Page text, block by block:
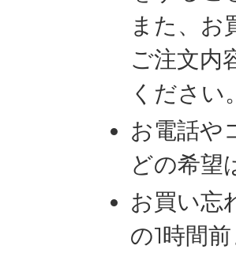
また、お
ご注文内
ください
お電話や
どの希望
お買い忘
の1時間